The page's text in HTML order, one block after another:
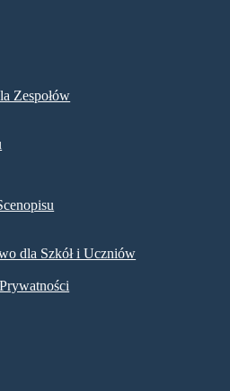
Zespołów
dla Szkół i Uczniów